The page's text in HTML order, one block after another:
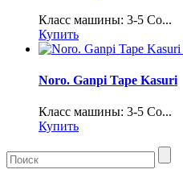
Класс машины: 3-5 Со...
Купить
Noro. Ganpi Tape Kasuri
Класс машины: 3-5 Со...
Купить